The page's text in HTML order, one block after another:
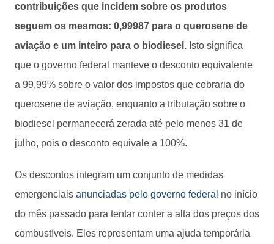
contribuições que incidem sobre os produtos
seguem os mesmos: 0,99987 para o querosene de
aviação e um inteiro para o biodiesel. Isto significa
que o governo federal manteve o desconto equivalente
a 99,99% sobre o valor dos impostos que cobraria do
querosene de aviação, enquanto a tributação sobre o
biodiesel permanecerá zerada até pelo menos 31 de
julho, pois o desconto equivale a 100%.
Os descontos integram um conjunto de medidas
emergenciais anunciadas pelo governo federal no início
do mês passado para tentar conter a alta dos preços dos
combustíveis. Eles representam uma ajuda temporária